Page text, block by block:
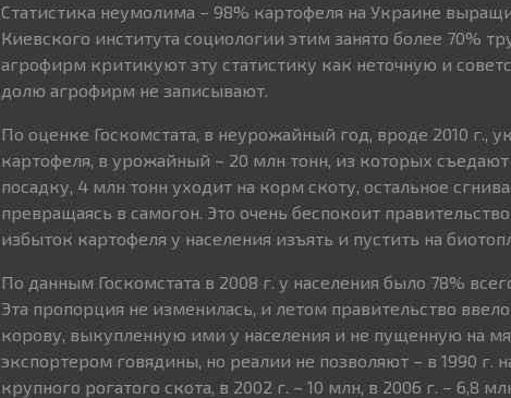
Статистика неумолима – 98% картофеля на Украине
Киевского института социологии этим занято более 70%
агрофирм критикуют эту статистику как неточную и
долю агрофирм не записывают.
По оценке Госкомстата, в неурожайный год, вроде 2010 г.,
картофеля, в урожайный – 20 млн тонн, из которых
посадку, 4 млн тонн уходит на корм скоту, остальное
превращаясь в самогон. Это очень беспокоит
избыток картофеля у населения изъять и пустить на
По данным Госкомстата в 2008 г. у населения было 78%
Эта пропорция не изменилась, и летом правительство
корову, выкупленную ими у населения и не пущенную на
экспортером говядины, но реалии не позволяют – в 1990 г.
крупного рогатого скота, в 2002 г. – 10 млн, в 2006 г. – 6,8